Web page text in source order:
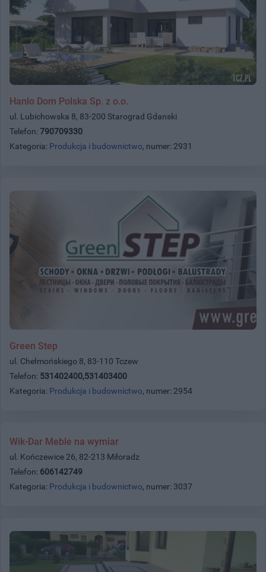
Hanlo Dom Polska Sp. z o.o.
ul. Lubichowska 8, 83-200 Starograd Gdanski
Telefon: 790709330
Kategoria: Produkcja i budownictwo, numer: 2931
Green Step
ul. Chełmońskiego 8, 83-110 Tczew
Telefon: 531402400,531403400
Kategoria: Produkcja i budownictwo, numer: 2954
Wik-Dar Meble na wymiar
ul. Kończewice 26, 82-213 Miłoradz
Telefon: 606142749
Kategoria: Produkcja i budownictwo, numer: 3037